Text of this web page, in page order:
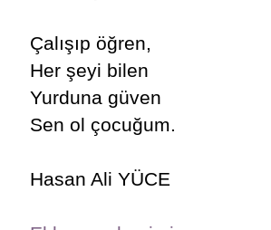
Çalışıp öğren,
Her şeyi bilen
Yurduna güven
Sen ol çocuğum.
Hasan Ali YÜCE